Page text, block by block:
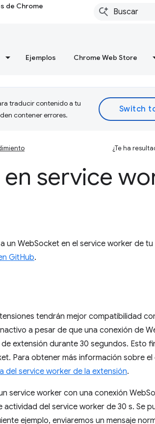
de Chrome
Ejemplos Chrome Web Store
traducir contenido a tu
contener errores.
¿Te ha
service
un WebSocket en el service worker de
GitHub.
tendrán mejor compatibilidad
a pesar de que una conexión de
extensión durante 30 segundos. Esto
Para obtener más información sobre el
del service worker de la extensión.
service worker con una conexión
del service worker de 30 s. Se
ejemplo, enviaremos un mensaje